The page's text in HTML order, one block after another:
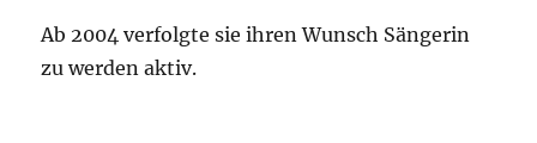
Ab 2004 verfolgte sie ihren Wunsch Sängerin
zu werden aktiv.